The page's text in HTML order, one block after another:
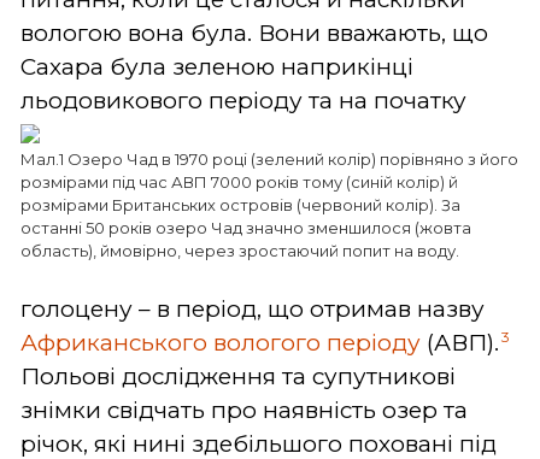
вологою вона була. Вони вважають, що
Сахара була зеленою наприкінці
льодовикового періоду та на початку
Мал.1 Озеро Чад в 1970 році (зелений колір) порівняно з його
розмірами під час АВП 7000 років тому (синій колір) й
розмірами Британських островів (червоний колір). За
останні 50 років озеро Чад значно зменшилося (жовта
область), ймовірно, через зростаючий попит на воду.
голоцену – в період, що отримав назву
Африканського вологого періоду (АВП). 3
Польові дослідження та супутникові
знімки свідчать про наявність озер та
річок, які нині здебільшого поховані під